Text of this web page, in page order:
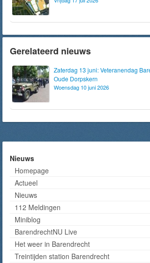
Gerelateerd nieuws
Zaterdag 13 juni: Veteranendag
Oude Dorpskern
Woensdag 10 juni 2026
Nieuws
Homepage
Actueel
Nieuws
112 Meldingen
Miniblog
BarendrechtNU Live
Het weer in Barendrecht
Treintijden station Barendrecht